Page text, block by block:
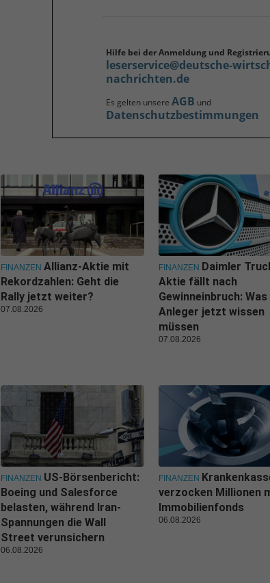
Hilfe bei der Anmeldung und
leserservice@deutsche-
nachrichten.de
Es gelten unsere AGB und
Datenschutzbestimmungen
FINANZEN Allianz-Aktie mit
Rekordzahlen: Geht die
Rally jetzt weiter?
07.08.2026
FINANZEN Daimler
Aktie fällt nach
Gewinneinbruch: Was
Anleger jetzt wissen
müssen
07.08.2026
FINANZEN US-Börsenbericht:
Boeing und Salesforce
belasten, während Iran-
Spannungen die Wall
Street verunsichern
06.08.2026
FINANZEN
verzocken Millionen
Immobilienfonds
06.08.2026